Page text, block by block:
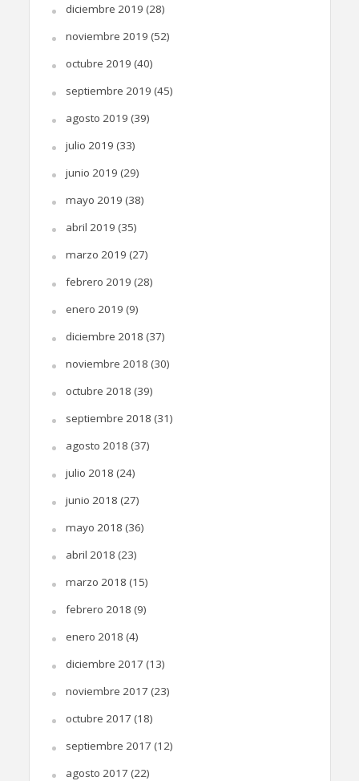
diciembre 2019 (28)
noviembre 2019 (52)
octubre 2019 (40)
septiembre 2019 (45)
agosto 2019 (39)
julio 2019 (33)
junio 2019 (29)
mayo 2019 (38)
abril 2019 (35)
marzo 2019 (27)
febrero 2019 (28)
enero 2019 (9)
diciembre 2018 (37)
noviembre 2018 (30)
octubre 2018 (39)
septiembre 2018 (31)
agosto 2018 (37)
julio 2018 (24)
junio 2018 (27)
mayo 2018 (36)
abril 2018 (23)
marzo 2018 (15)
febrero 2018 (9)
enero 2018 (4)
diciembre 2017 (13)
noviembre 2017 (23)
octubre 2017 (18)
septiembre 2017 (12)
agosto 2017 (22)